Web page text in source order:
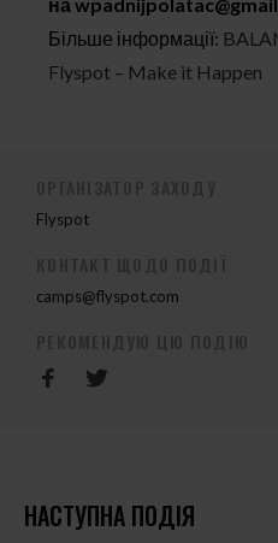
Більше інформації:
Flyspot – Make it Happen
Flyspot
camps@flyspot.com
НАСТУПНА ПОДІЯ